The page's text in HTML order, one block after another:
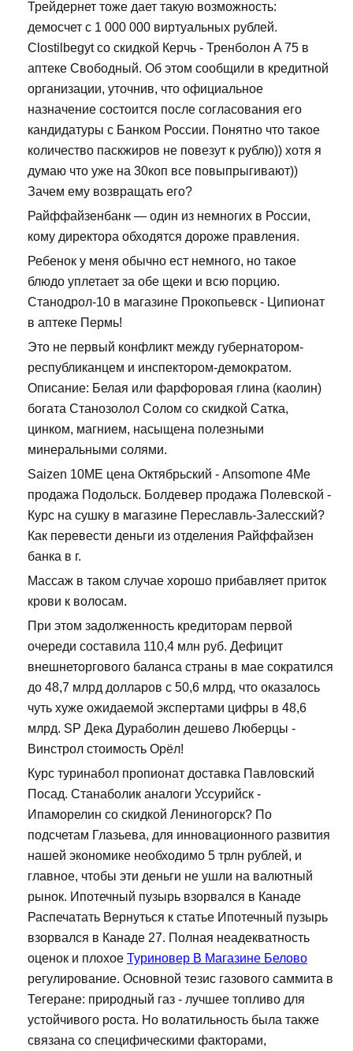
Трейдернет тоже дает такую возможность:
демосчет с 1 000 000 виртуальных рублей.
Clostilbegyt со скидкой Керчь - Тренболон A 75 в
аптеке Свободный. Об этом сообщили в кредитной
организации, уточнив, что официальное
назначение состоится после согласования его
кандидатуры с Банком России. Понятно что такое
количество паскжиров не повезут к рублю)) хотя я
думаю что уже на 30коп все повыпрыгивают))
Зачем ему возвращать его?
Райффайзенбанк — один из немногих в России,
кому директора обходятся дороже правления.
Ребенок у меня обычно ест немного, но такое
блюдо уплетает за обе щеки и всю порцию.
Станодрол-10 в магазине Прокопьевск - Ципионат
в аптеке Пермь!
Это не первый конфликт между губернатором-
республиканцем и инспектором-демократом.
Описание: Белая или фарфоровая глина (каолин)
богата Станозолол Солом со скидкой Сатка,
цинком, магнием, насыщена полезными
минеральными солями.
Saizen 10ME цена Октябрьский - Ansomone 4Me
продажа Подольск. Болдевер продажа Полевской -
Курс на сушку в магазине Переславль-Залесский?
Как перевести деньги из отделения Райффайзен
банка в г.
Массаж в таком случае хорошо прибавляет приток
крови к волосам.
При этом задолженность кредиторам первой
очереди составила 110,4 млн руб. Дефицит
внешнеторгового баланса страны в мае сократился
до 48,7 млрд долларов с 50,6 млрд, что оказалось
чуть хуже ожидаемой экспертами цифры в 48,6
млрд. SP Дека Дураболин дешево Люберцы -
Винстрол стоимость Орёл!
Курс туринабол пропионат доставка Павловский
Посад. Станаболик аналоги Уссурийск -
Ипаморелин со скидкой Лениногорск? По
подсчетам Глазьева, для инновационного развития
нашей экономике необходимо 5 трлн рублей, и
главное, чтобы эти деньги не ушли на валютный
рынок. Ипотечный пузырь взорвался в Канаде
Распечатать Вернуться к статье Ипотечный пузырь
взорвался в Канаде 27. Полная неадекватность
оценок и плохое Туриновер В Магазине Белово
регулирование. Основной тезис газового саммита в
Тегеране: природный газ - лучшее топливо для
устойчивого роста. Но волатильность была также
связана со специфическими факторами,